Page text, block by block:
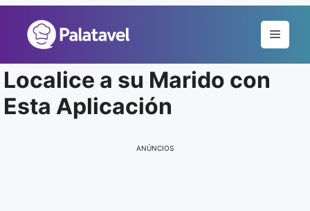
conteúdo
Menu
Localice a su Marido con
Esta Aplicación
ANÚNCIOS